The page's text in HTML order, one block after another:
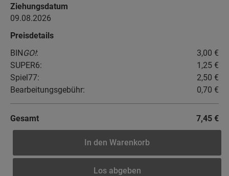
Ziehungsdatum
09.08.2026
Preisdetails
BINGO!:
3,00 €
SUPER6:
1,25 €
Spiel77:
2,50 €
Bearbeitungsgebühr: 0,70 €
Gesamt 7,45 €
In den Warenkorb
Los abgeben